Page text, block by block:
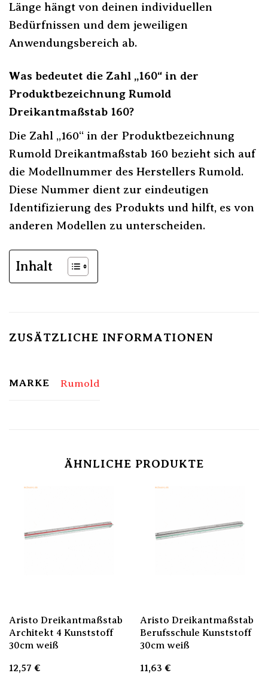
Länge hängt von deinen individuellen
Bedürfnissen und dem jeweiligen
Anwendungsbereich ab.
Was bedeutet die Zahl „160“ in der
Produktbezeichnung Rumold
Dreikantmaßstab 160?
Die Zahl „160“ in der Produktbezeichnung
Rumold Dreikantmaßstab 160 bezieht sich auf
die Modellnummer des Herstellers Rumold.
Diese Nummer dient zur eindeutigen
Identifizierung des Produkts und hilft, es von
anderen Modellen zu unterscheiden.
Inhalt
ZUSÄTZLICHE INFORMATIONEN
MARKE Rumold
ÄHNLICHE PRODUKTE
Aristo Dreikantmaßstab
Architekt 4 Kunststoff
30cm weiß
12,57 €
Aristo Dreikantmaßstab
Berufsschule Kunststoff
30cm weiß
11,63 €